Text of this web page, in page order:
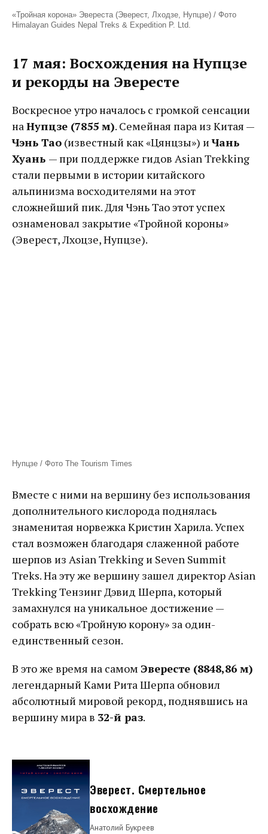
«Тройная корона» Эвереста (Эверест, Лходзе, Нупцзе) / Фото
Himalayan Guides Nepal Treks & Expedition P. Ltd.
17 мая: Восхождения на Нупцзе
и рекорды на Эвересте
Воскресное утро началось с громкой сенсации
наНупцзе (7855 м). Семейная пара из Китая —
Чэнь Тао (известный как «Цянцзы») иЧань
Хуань — при поддержке гидов Asian Trekking
стали первыми в истории китайского
альпинизма восходителями на этот
сложнейший пик. Для Чэнь Тао этот успех
ознаменовал закрытие «Тройной короны»
(Эверест, Лхоцзе, Нупцзе).
Нупцзе / Фото The Tourism Times
Вместе с ними на вершину без использования
дополнительного кислорода поднялась
знаменитая норвежка Кристин Харила. Успех
стал возможен благодаря слаженной работе
шерпов из Asian Trekking и Seven Summit
Treks. На эту же вершину зашел директор Asian
Trekking Тензинг Дэвид Шерпа, который
замахнулся на уникальное достижение —
собрать всю «Тройную корону» за один-
единственный сезон.
В это же время на самом Эвересте (8848,86 м)
легендарный Ками Рита Шерпа обновил
абсолютный мировой рекорд, поднявшись на
вершину мира в 32-й раз.
Эверест. Смертельное
восхождение
Анатолий Букреев